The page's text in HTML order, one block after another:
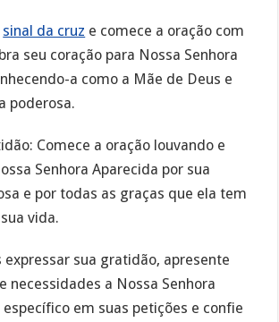
sinal da cruz e comece a oração com
seu coração para Nossa Senhora
a como a Mãe de Deus e
poderosa.
Comece a oração louvando e
Senhora Aparecida por sua
e por todas as graças que ela tem
vida.
expressar sua gratidão, apresente
necessidades a Nossa Senhora
em suas petições e confie